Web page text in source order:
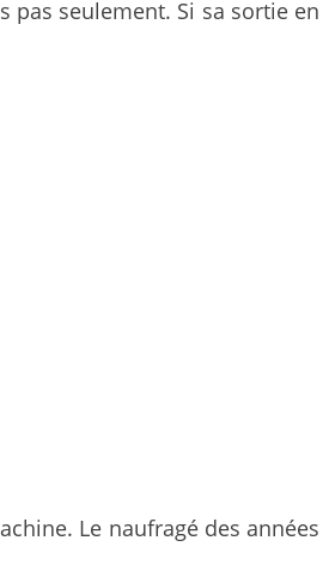
seulement. Si sa sortie en
Le naufragé des années